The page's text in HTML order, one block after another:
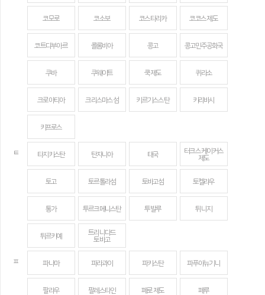
코모로 코소보 코스타리카 코코스 제도
코트디부아르 콜롬비아 콩고 콩고민주공화국
쿠바 쿠웨이트 쿡 제도 퀴라소
크로아티아 크리스마스섬 키르기스스탄 키리바시
키프로스
ㅌ 타지키스탄 탄자니아 태국
터크스 케이커스
제도
토고 토르톨라섬 토바고섬 토켈라우
통가 투르크메니스탄 투발루 튀니지
튀르키예
트리니다드
토바고
ㅍ 파나마 파라과이 파키스탄 파푸아뉴기니
팔라우 팔레스타인 페로 제도 페루